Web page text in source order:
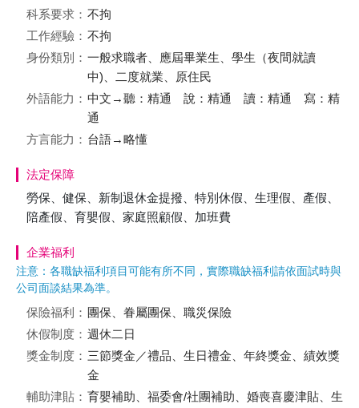
科系要求： 不拘
工作經驗： 不拘
身份類別： 一般求職者、應屆畢業生、學生（夜間就讀
中)、二度就業、原住民
外語能力： 中文→聽：精通 說：精通 讀：精通 寫：精
通
方言能力： 台語→略懂
法定保障
勞保、健保、新制退休金提撥、特別休假、生理假、產假、
陪產假、育嬰假、家庭照顧假、加班費
企業福利
注意：各職缺福利項目可能有所不同，實際職缺福利請依面試時與
公司面談結果為準。
保險福利： 團保、眷屬團保、職災保險
休假制度： 週休二日
獎金制度： 三節獎金／禮品、生日禮金、年終獎金、績效獎
金
輔助津貼： 育嬰補助、福委會/社團補助、婚喪喜慶津貼、生